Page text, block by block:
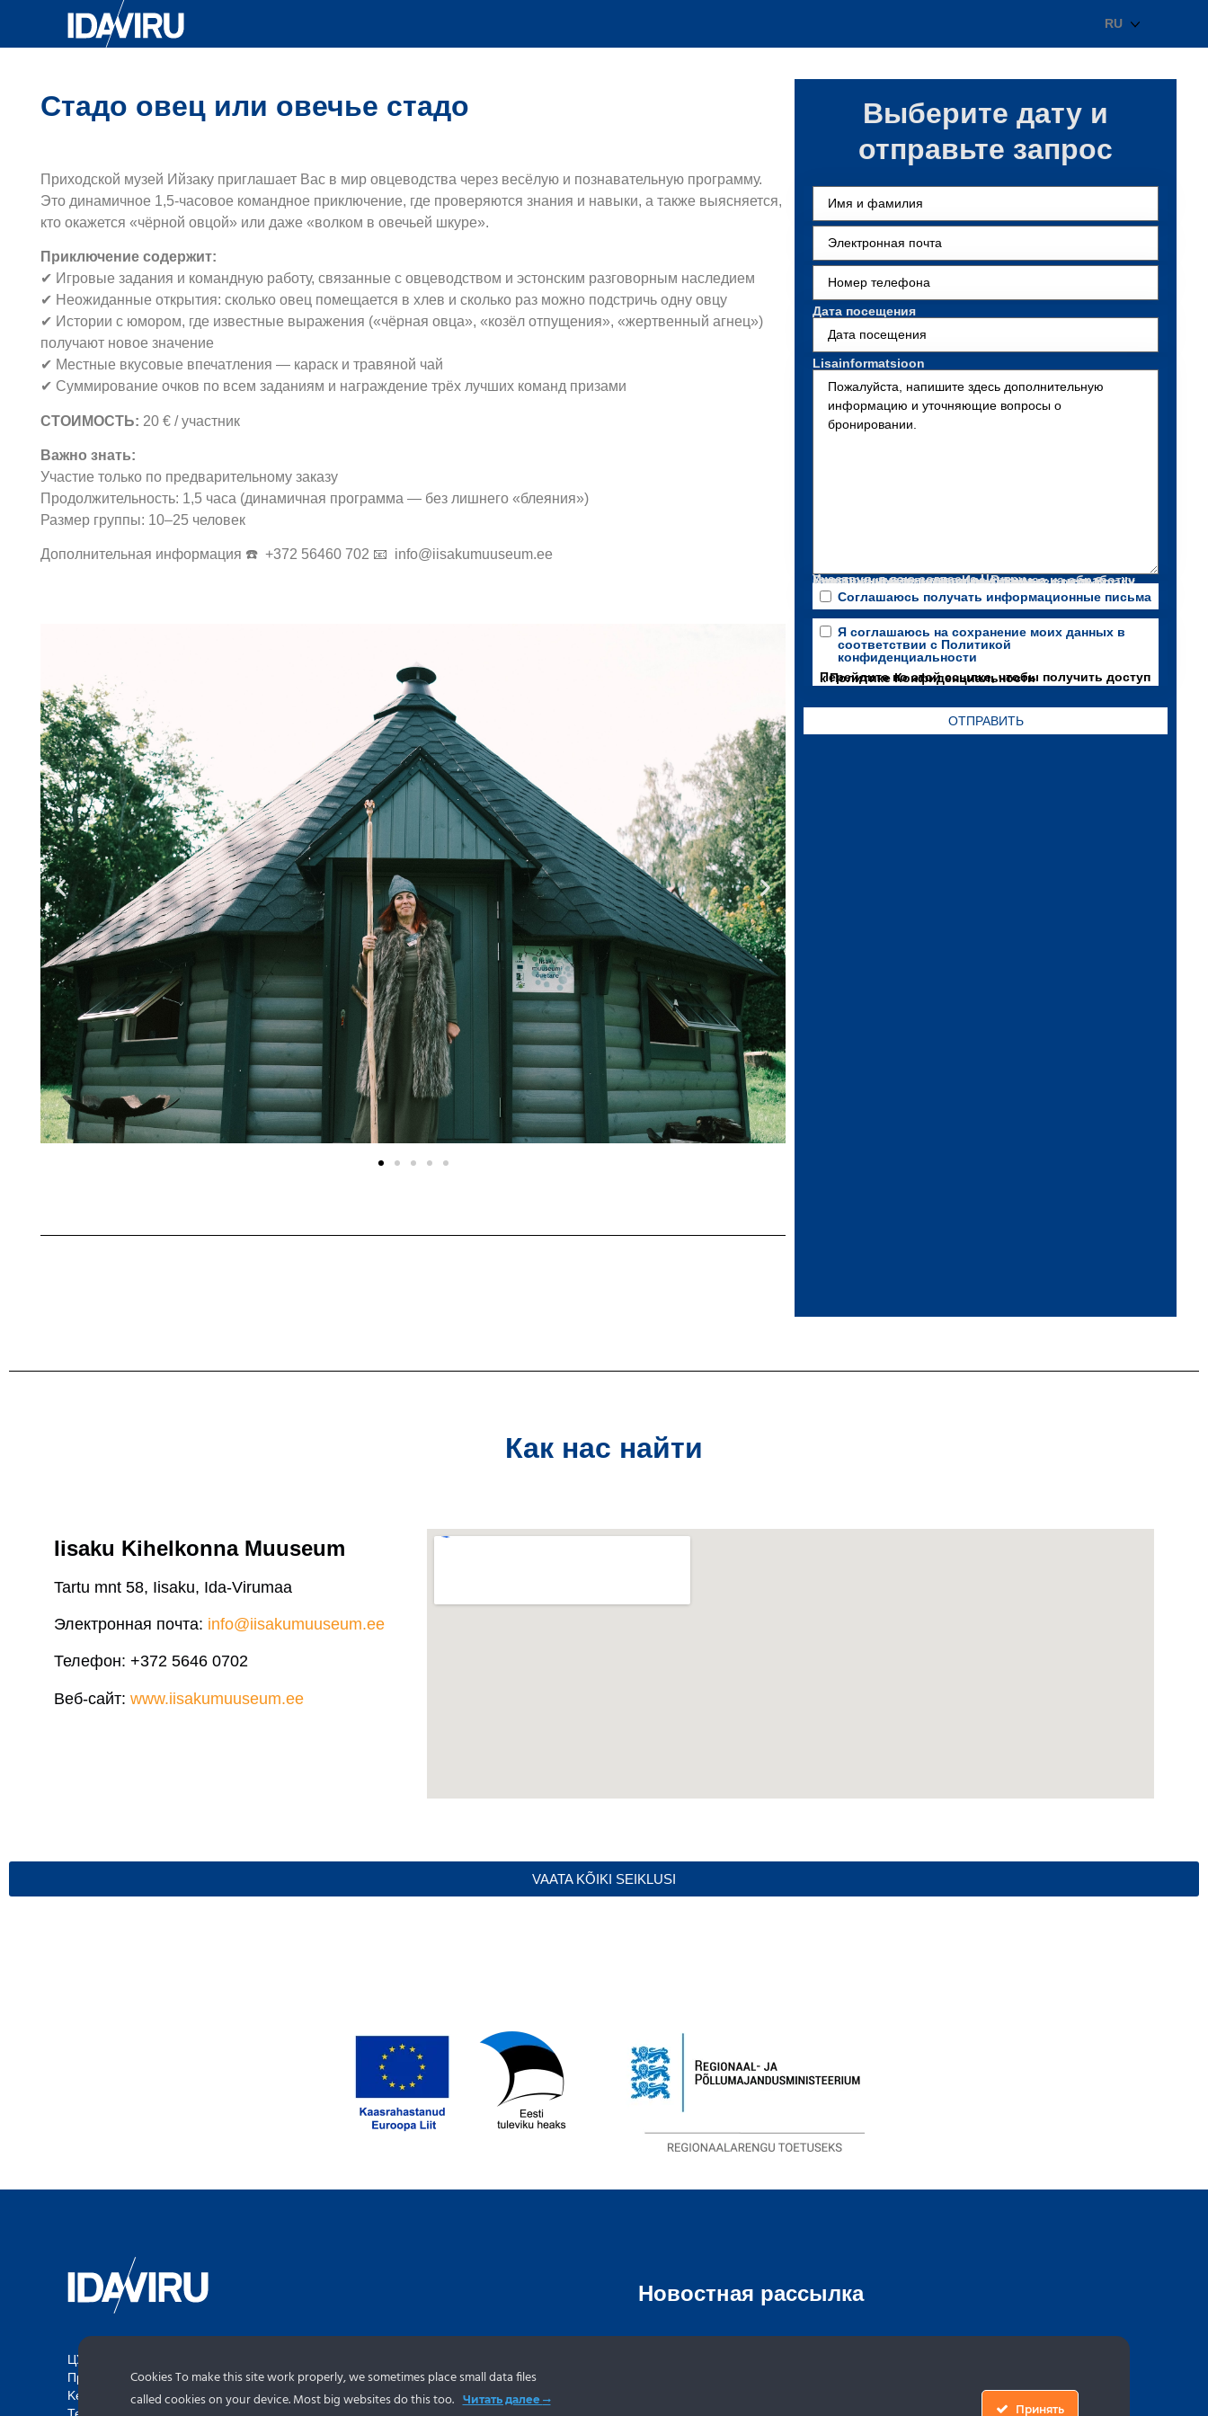
RU
Стадо овец или овечье стадо
Приходской музей Ийзаку приглашает Вас в мир овцеводства через весёлую и познавательную программу.
Это динамичное 1,5-часовое командное приключение, где проверяются знания и навыки, а также выясняется,
кто окажется «чёрной овцой» или даже «волком в овечьей шкуре».
Приключение содержит:
✔ Игровые задания и командную работу, связанные с овцеводством и эстонским разговорным наследием
✔ Неожиданные открытия: сколько овец помещается в хлев и сколько раз можно подстричь одну овцу
✔ Истории с юмором, где известные выражения («чёрная овца», «козёл отпущения», «жертвенный агнец»)
получают новое значение
✔ Местные вкусовые впечатления — караск и травяной чай
✔ Суммирование очков по всем заданиям и награждение трёх лучших команд призами
СТОИМОСТЬ: 20 € / участник
Важно знать:
Участие только по предварительному заказу
Продолжительность: 1,5 часа (динамичная программа — без лишнего «блеяния»)
Размер группы: 10–25 человек
Дополнительная информация ☎️ +372 56460 702 📧 info@iisakumuuseum.ee
Выберите дату и
отправьте запрос
Ees- ja perekonnanimi
Электронная
почта(обязательно)
Номер
телефона(обязательно)
Дата посещения
Lisainformatsioon
Участвуя, я даю согласие Центру Предпринимательства Ида-Вирумаа на обработку запрошенных персональных данных с целью отправки новостной рассылки через среду Smaily.
Соглашаюсь получать информационные письма
Я соглашаюсь на сохранение моих данных в
соответствии с Политикой
конфиденциальности
Перейдите по этой ссылке, чтобы получить доступ к Политике Конфиденциальности
Как нас найти
Iisaku Kihelkonna Muuseum
Tartu mnt 58, Iisaku, Ida-Virumaa
Электронная почта: info@iisakumuuseum.ee
Телефон: +372 5646 0702
Веб-сайт: www.iisakumuuseum.ee
VAATA KÕIKI SEIKLUSI
ЦУ Ида-Вируский Центр
Предпринимательства
Keskväljak 4, 41531 Jõhvi
поступает с туристического
портала Эстонии.
Новостная рассылка
Cookies To make this site work properly, we sometimes place small data files
called cookies on your device. Most big websites do this too.
Читать далее
Принять